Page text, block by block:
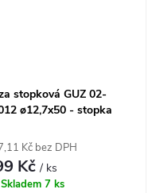
stopková GUZ 02-
ø12,7x50 - stopka
Kč bez DPH
Kč/ ks
Skladem 7 ks